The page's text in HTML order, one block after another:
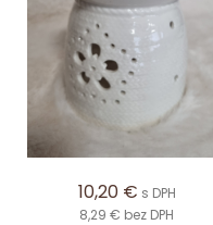
10,20 € s DPH
8,29 € bez DPH